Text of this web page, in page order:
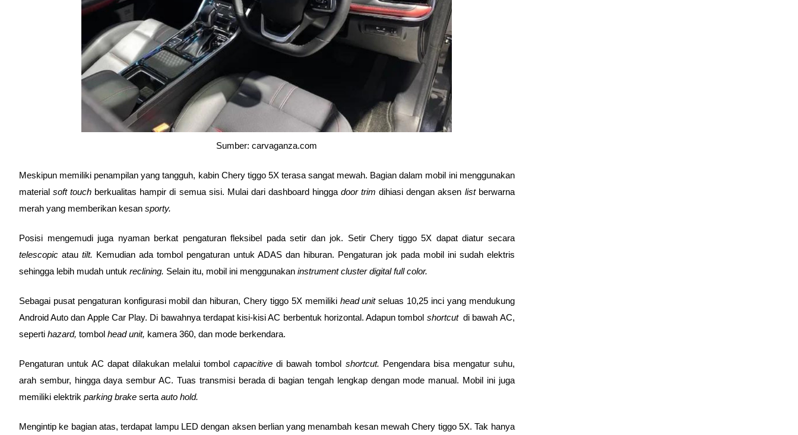
Sumber: carvaganza.com
Meskipun memiliki penampilan yang tangguh, kabin Chery tiggo 5X terasa sangat mewah. Bagian dalam mobil ini menggunakan
material soft touch berkualitas hampir di semua sisi. Mulai dari dashboard hingga door trim dihiasi dengan aksen list berwarna
merah yang memberikan kesan sporty.
Posisi mengemudi juga nyaman berkat pengaturan fleksibel pada setir dan jok. Setir Chery tiggo 5X dapat diatur secara
telescopic atau tilt. Kemudian ada tombol pengaturan untuk ADAS dan hiburan. Pengaturan jok pada mobil ini sudah elektris
sehingga lebih mudah untuk reclining. Selain itu, mobil ini menggunakan instrument cluster digital full color.
Sebagai pusat pengaturan konfigurasi mobil dan hiburan, Chery tiggo 5X memiliki head unit seluas 10,25 inci yang mendukung
Android Auto dan Apple Car Play. Di bawahnya terdapat kisi-kisi AC berbentuk horizontal. Adapun tombol shortcut di bawah AC,
seperti hazard, tombol head unit, kamera 360, dan mode berkendara.
Pengaturan untuk AC dapat dilakukan melalui tombol capacitive di bawah tombol shortcut. Pengendara bisa mengatur suhu,
arah sembur, hingga daya sembur AC. Tuas transmisi berada di bagian tengah lengkap dengan mode manual. Mobil ini juga
memiliki elektrik parking brake serta auto hold.
Mengintip ke bagian atas, terdapat lampu LED dengan aksen berlian yang menambah kesan mewah Chery tiggo 5X. Tak hanya